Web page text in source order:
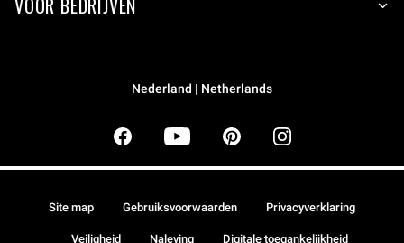
VOOR BEDRIJVEN
Nederland | Netherlands
Site map Gebruiksvoorwaarden Privacyverklaring
Veiligheid Naleving Digitale toegankelijkheid